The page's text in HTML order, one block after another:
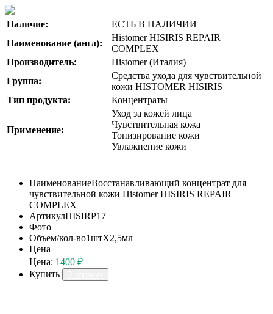
Наличие:
ЕСТЬ В НАЛИЧИИ
Наименование (англ):
Histomer HISIRIS REPAIR
COMPLEX
Производитель:
Histomer (Италия)
Группа:
Средства ухода для чувствительной
кожи HISTOMER HISIRIS
Тип продукта:
Концентраты
Применение:
Уход за кожей лица
Чувствительная кожа
Тонизирование кожи
Увлажнение кожи
НаименованиеВосстанавливающий концентрат для
чувствительной кожи Histomer HISIRIS REPAIR
COMPLEX
АртикулHISIRP17
Фото
Объем/кол-во1штХ2,5мл
Цена
Цена: 1400 ₽
Купить